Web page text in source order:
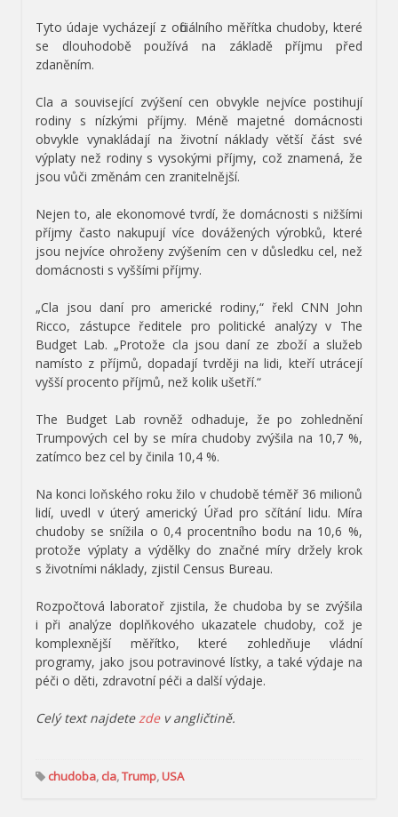
Tyto údaje vycházejí z oficiálního měřítka chudoby, které
se dlouhodobě používá na základě příjmu před
zdaněním.
Cla a související zvýšení cen obvykle nejvíce postihují
rodiny s nízkými příjmy. Méně majetné domácnosti
obvykle vynakládají na životní náklady větší část své
výplaty než rodiny s vysokými příjmy, což znamená, že
jsou vůči změnám cen zranitelnější.
Nejen to, ale ekonomové tvrdí, že domácnosti s nižšími
příjmy často nakupují více dovážených výrobků, které
jsou nejvíce ohroženy zvýšením cen v důsledku cel, než
domácnosti s vyššími příjmy.
„Cla jsou daní pro americké rodiny,“ řekl CNN John
Ricco, zástupce ředitele pro politické analýzy v The
Budget Lab. „Protože cla jsou daní ze zboží a služeb
namísto z příjmů, dopadají tvrději na lidi, kteří utrácejí
vyšší procento příjmů, než kolik ušetří.“
The Budget Lab rovněž odhaduje, že po zohlednění
Trumpových cel by se míra chudoby zvýšila na 10,7 %,
zatímco bez cel by činila 10,4 %.
Na konci loňského roku žilo v chudobě téměř 36 milionů
lidí, uvedl v úterý americký Úřad pro sčítání lidu. Míra
chudoby se snížila o 0,4 procentního bodu na 10,6 %,
protože výplaty a výdělky do značné míry držely krok
s životními náklady, zjistil Census Bureau.
Rozpočtová laboratoř zjistila, že chudoba by se zvýšila
i při analýze doplňkového ukazatele chudoby, což je
komplexnější měřítko, které zohledňuje vládní
programy, jako jsou potravinové lístky, a také výdaje na
péči o děti, zdravotní péči a další výdaje.
Celý text najdetezdev angličtině.
chudoba, cla,Trump,USA